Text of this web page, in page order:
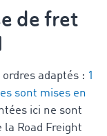
de fret
adaptés : 1
sont mises en
ici ne sont
la Road Freight